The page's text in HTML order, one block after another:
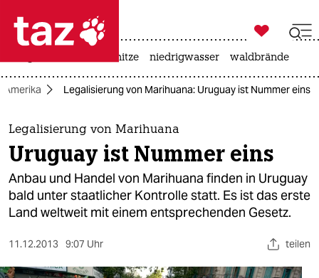
 taz zahl ich
taz zahl ich
themen
politik
öko

taz zahl ich
hitze niedrigwasser waldbrände
Amerika Legalisierung von Marihuana: Uruguay ist Nummer eins
Legalisierung von Marihuana
Uruguay ist Nummer eins
Anbau und Handel von Marihuana finden in Uruguay
bald unter staatlicher Kontrolle statt. Es ist das erste
Land weltweit mit einem entsprechenden Gesetz.
11.12.2013 9:07 Uhr teilen